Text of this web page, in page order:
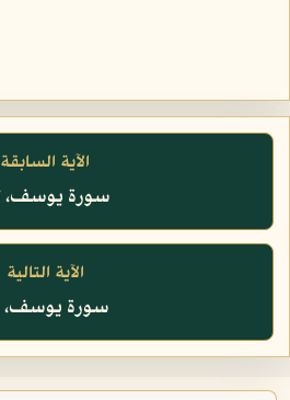
الآية السابقة
سورة يوسف، ٥٧
الآية التالية
سورة يوسف، ٥٩